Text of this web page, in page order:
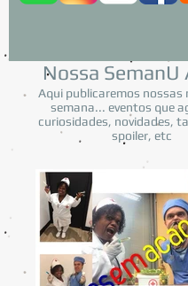
Nossa SemanU
Aqui publicaremos nossas
semana... eventos que
curiosidades, novidades,
spoiler, etc